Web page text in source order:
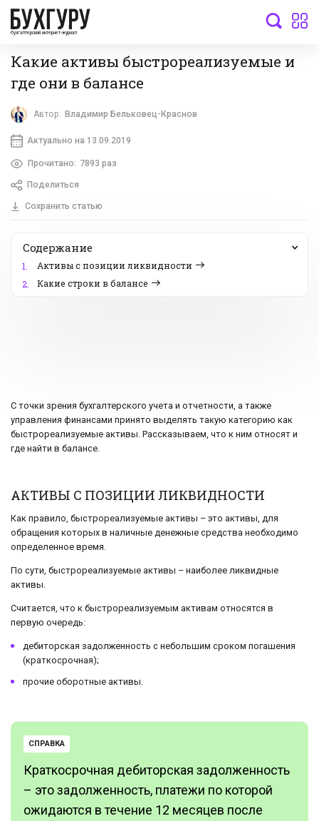
бухгалтерский интернет-журнал
Какие активы быстрореализуемые и
где они в балансе
Автор: Владимир Бельковец-Краснов
Актуально на 13.09.2019
Прочитано: 7893 раз
Поделиться
Сохранить статью
Содержание
1.
Активы с позиции ликвидности
2.
Какие строки в балансе
С точки зрения бухгалтерского учета и отчетности, а также
управления финансами принято выделять такую категорию как
быстрореализуемые активы. Рассказываем, что к ним относят и
где найти в балансе.
АКТИВЫ С ПОЗИЦИИ ЛИКВИДНОСТИ
Как правило, быстрореализуемые активы – это активы, для
обращения которых в наличные денежные средства необходимо
определенное время.
По сути, быстрореализуемые активы – наиболее ликвидные
активы.
Считается, что к быстрореализуемым активам относятся в
первую очередь:
дебиторская задолженность с небольшим сроком погашения
(краткосрочная);
прочие оборотные активы.
СПРАВКА
Краткосрочная дебиторская задолженность
– это задолженность, платежи по которой
ожидаются в течение 12 месяцев после